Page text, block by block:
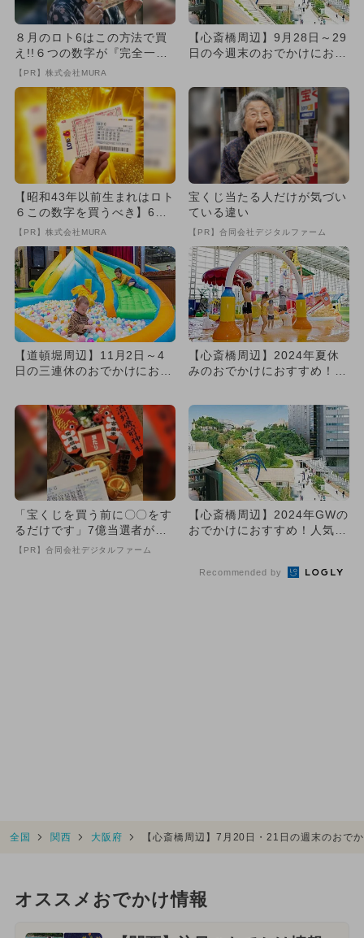
８月のロト6はこの方法で買
え!!６つの数字が『完全一
致』する方法
【PR】株式会社MURA
【心斎橋周辺】9月28日～29
日の今週末のおでかけにおす
【昭和43年以前生まれはロト
６この数字を買うべき】6つ
の数字が「完全一致」する
【PR】株式会社MURA
宝くじ当たる人だけが気づい
ている違い
【PR】合同会社デジタルファーム
【道頓堀周辺】11月2日～4
日の三連休のおでかけにおす
ン...
【心斎橋周辺】2024年夏休
みのおでかけにおすすめ！人
「宝くじを買う前に〇〇をす
るだけです」7億当選者が続
出
【PR】合同会社デジタルファーム
【心斎橋周辺】2024年GWの
おでかけにおすすめ！人気の
Recommended by
全国 関西 大阪府 【心斎橋周辺】7月20日・21日の週末のおで
オススメおでかけ情報